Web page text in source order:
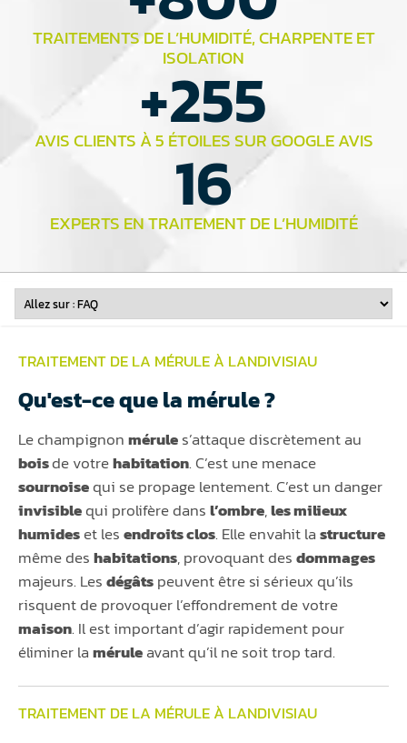
TRAITEMENTS DE L’HUMIDITÉ, CHARPENTE ET
ISOLATION
AVIS CLIENTS À 5 ÉTOILES SUR GOOGLE AVIS
+255
EXPERTS EN TRAITEMENT DE L’HUMIDITÉ
16
TRAITEMENT DE LA MÉRULE À LANDIVISIAU
Qu'est-ce que la mérule ?
Le champignonmérules’attaque discrètement au
boisde votrehabitation. C’est une menace
sournoisequi se propage lentement. C’est un danger
invisiblequi prolifère dansl’ombre,les milieux
humideset lesendroits clos. Elle envahit lastructure
même deshabitations, provoquant desdommages
majeurs. Lesdégâtspeuvent être si sérieux qu’ils
risquent de provoquer l’effondrement de votre
maison. Il est important d’agir rapidement pour
éliminer laméruleavant qu’il ne soit trop tard.
TRAITEMENT DE LA MÉRULE À LANDIVISIAU